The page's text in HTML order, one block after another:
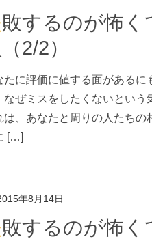
2/2）
たに評価に値する面がある
なぜミスをしたくないという
は、あなたと周りの人たち
[…]
年8月14日